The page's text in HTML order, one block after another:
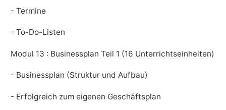
- Termine
- To-Do-Listen
Modul 13 : Businessplan Teil 1 (16 Unterrichtseinheiten)
- Businessplan (Struktur und Aufbau)
- Erfolgreich zum eigenen Geschäftsplan